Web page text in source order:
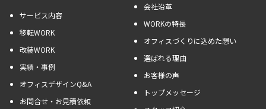
サービス内容
移転WORK
改装WORK
実績・事例
オフィスデザインQ&A
お問合せ・お見積依頼
会社沿革
WORKの特長
オフィスづくりに込めた想い
選ばれる理由
お客様の声
トップメッセージ